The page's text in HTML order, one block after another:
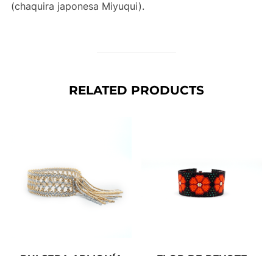
(chaquira japonesa Miyuqui).
RELATED PRODUCTS